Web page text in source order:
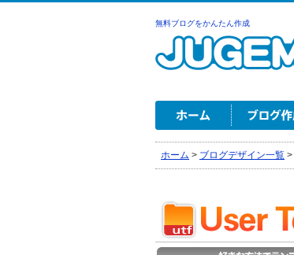
無料ブログをかんたん作成
ホーム > ブログデザイン一覧 >